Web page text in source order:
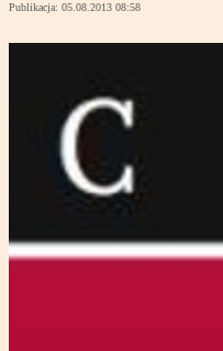
Publikacja: 05.08.2013 08:58